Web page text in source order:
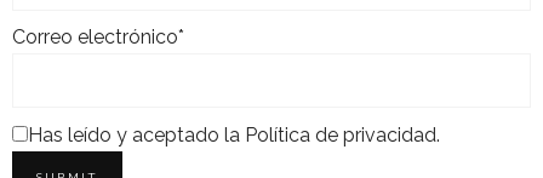
Correo electrónico*
Has leído y aceptado la Política de privacidad.